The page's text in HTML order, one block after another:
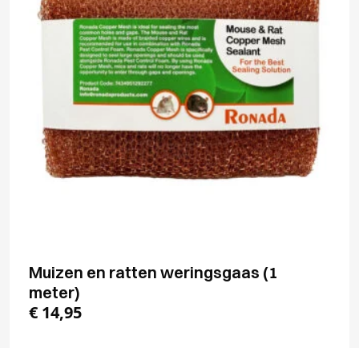
Muizen en ratten weringsgaas (1
meter)
€ 14,95